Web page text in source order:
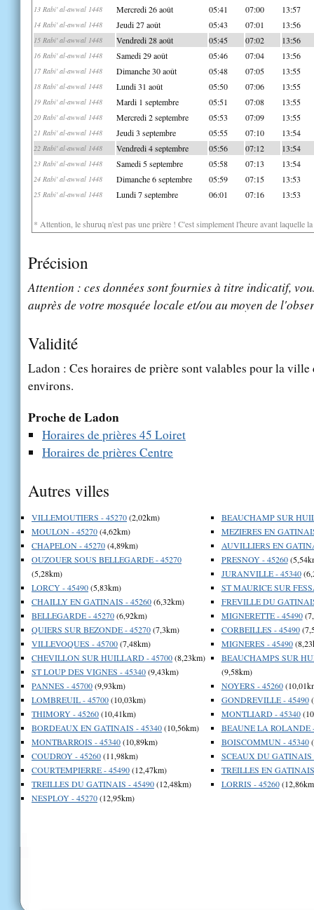
13 Rabi' al-awwal 1448 Mercredi 26 août 05:41 07:00 13:57
14 Rabi' al-awwal 1448 Jeudi 27 août 05:43 07:01 13:56
15 Rabi' al-awwal 1448 Vendredi 28 août 05:45 07:02 13:56
16 Rabi' al-awwal 1448 Samedi 29 août 05:46 07:04 13:56
17 Rabi' al-awwal 1448 Dimanche 30 août 05:48 07:05 13:55
18 Rabi' al-awwal 1448 Lundi 31 août 05:50 07:06 13:55
19 Rabi' al-awwal 1448 Mardi 1 septembre 05:51 07:08 13:55
20 Rabi' al-awwal 1448 Mercredi 2 septembre 05:53 07:09 13:55
21 Rabi' al-awwal 1448 Jeudi 3 septembre 05:55 07:10 13:54
22 Rabi' al-awwal 1448 Vendredi 4 septembre 05:56 07:12 13:54
23 Rabi' al-awwal 1448 Samedi 5 septembre 05:58 07:13 13:54
24 Rabi' al-awwal 1448 Dimanche 6 septembre 05:59 07:15 13:53
25 Rabi' al-awwal 1448 Lundi 7 septembre 06:01 07:16 13:53
* Attention, le shuruq n'est pas une prière ! C'est simplement l'heure avant laquelle
Précision
Attention : ces données sont fournies à titre indicatif,
auprès de votre mosquée locale et/ou au moyen de
Validité
Ladon : Ces horaires de prière sont valables pour la
environs.
Proche de Ladon
Horaires de prières 45 Loiret
Horaires de prières Centre
Autres villes
VILLEMOUTIERS - 45270(2,02km)
MOULON - 45270(4,62km)
CHAPELON - 45270(4,89km)
OUZOUER SOUS BELLEGARDE - 45270
(5,28km)
LORCY - 45490(5,83km)
CHAILLY EN GATINAIS - 45260(6,32km)
BELLEGARDE - 45270(6,92km)
QUIERS SUR BEZONDE - 45270(7,3km)
VILLEVOQUES - 45700(7,48km)
CHEVILLON SUR HUILLARD - 45700(8,23km)
ST LOUP DES VIGNES - 45340(9,43km)
PANNES - 45700(9,93km)
LOMBREUIL - 45700(10,03km)
THIMORY - 45260(10,41km)
BORDEAUX EN GATINAIS - 45340(10,56km)
MONTBARROIS - 45340(10,89km)
COUDROY - 45260(11,98km)
COURTEMPIERRE - 45490(12,47km)
TREILLES DU GATINAIS - 45490(12,48km)
NESPLOY - 45270(12,95km)
BEAUCHAMP SUR
MEZIERES EN
AUVILLIERS EN
PRESNOY - 45260
JURANVILLE - 45340
ST MAURICE SUR
FREVILLE DU
MIGNERETTE - 45490
CORBEILLES - 45490
MIGNERES - 45490
BEAUCHAMPS SUR
(9,58km)
NOYERS - 45260
GONDREVILLE - 45490
MONTLIARD - 45340
BEAUNE LA ROLANDE
BOISCOMMUN - 45340
SCEAUX DU GATINAIS
TREILLES EN
LORRIS - 45260